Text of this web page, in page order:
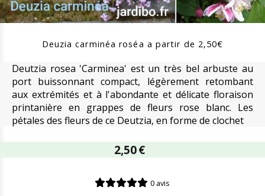
Deuzia carminéa roséa a partir de 2,50€
Deutzia rosea 'Carminea' est un très bel arbuste au
port buissonnant compact, légèrement retombant
aux extrémités et à l'abondante et délicate floraison
printanière en grappes de fleurs rose blanc. Les
pétales des fleurs de ce Deutzia, en forme de clochet
2,50€
0 avis